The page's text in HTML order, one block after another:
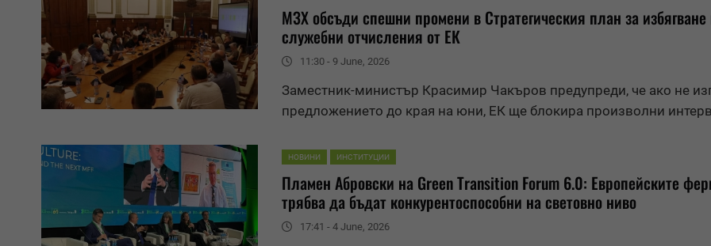
МЗХ обсъди спешни промени в Стратегическия план за избягване
служебни отчисления от ЕК
11:30 - 9 June, 2026
Заместник-министър Красимир Чакъров предупреди, че ако не
предложението до края на юни, ЕК ще блокира произволни
НОВИНИ ИНСТИТУЦИИ
Пламен Абровски на Green Transition Forum 6.0: Европейските
трябва да бъдат конкурентоспособни на световно ниво
17:41 - 4 June, 2026